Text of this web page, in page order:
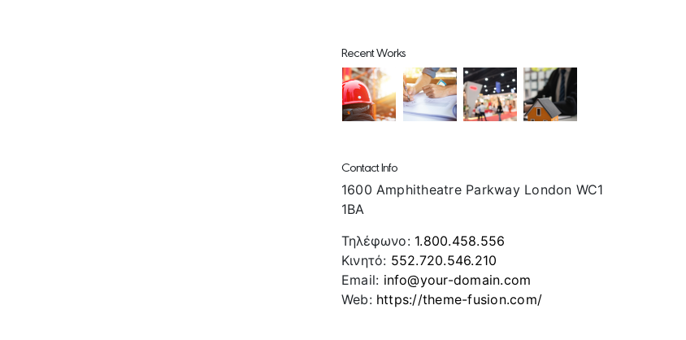
Recent Works
Contact Info
1600 Amphitheatre Parkway London WC1
1BA
Τηλέφωνο: 1.800.458.556
Κινητό: 552.720.546.210
Email: info@your-domain.com
Web: https://theme-fusion.com/